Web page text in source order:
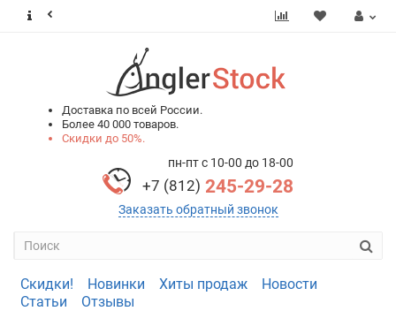
Доставка по всей России.
Более 40 000 товаров.
Скидки до 50%.
пн-пт с 10-00 до 18-00
+7 (812) 245-29-28
Заказать обратный звонок
Скидки! Новинки Хиты продаж
Новости
Статьи
Отзывы